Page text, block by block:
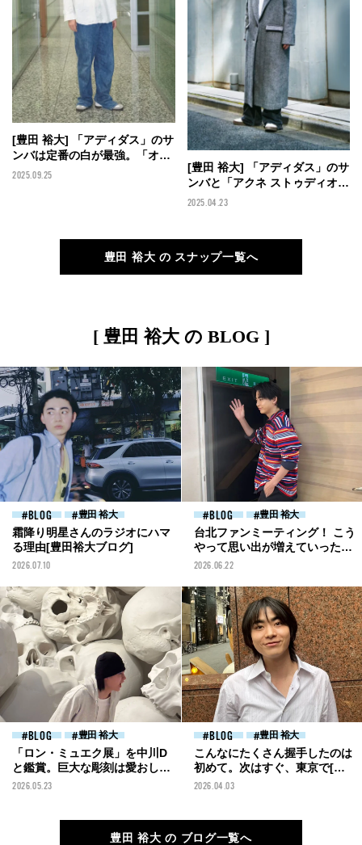
[豊田 裕大] 「アディダス」のサ
ンバは定番の白が最強。「オー
ラリー」のデニムを合わせたヴ
2025.09.25
[豊田 裕大] 「アディダス」のサ
ンバと「アクネ ストゥディオ
ズ」のデニムにボリューミーな
2025.04.23
豊田 裕大 の スナップ一覧へ
[ 豊田 裕大 の BLOG ]
BLOG 豊田 裕大
霜降り明星さんのラジオにハマ
る理由[豊田裕大ブログ]
2026.07.10
BLOG 豊田 裕大
台北ファンミーティング！ こう
やって思い出が増えていったら
嬉しい[豊田裕大ブログ]
2026.06.22
BLOG 豊田 裕大
「ロン・ミュエク展」を中川D
と鑑賞。巨大な彫刻は愛おしく
て、欲しくなる[豊田裕大ブロ
2026.05.23
BLOG 豊田 裕大
こんなにたくさん握手したのは
初めて。次はすぐ、東京で[豊
田裕大ブログ]
2026.04.03
豊田 裕大 の ブログ一覧へ